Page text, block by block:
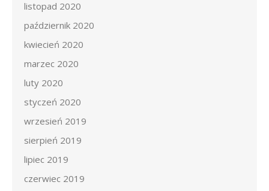
listopad 2020
październik 2020
kwiecień 2020
marzec 2020
luty 2020
styczeń 2020
wrzesień 2019
sierpień 2019
lipiec 2019
czerwiec 2019